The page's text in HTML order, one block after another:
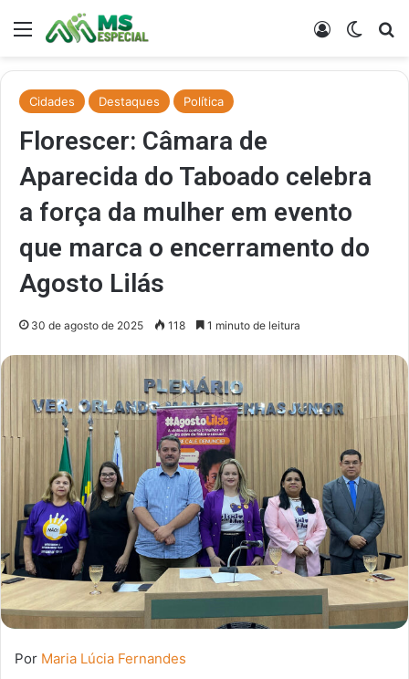
Menu Entrar
Cidades Destaques Política
Florescer: Câmara de
Aparecida do Taboado celebra
a força da mulher em evento
que marca o encerramento do
Agosto Lilás
30 de agosto de 2025 118 1 minuto de leitura
Por Maria Lúcia Fernandes